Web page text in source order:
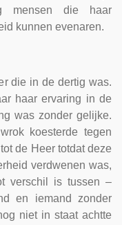
mensen die haar
kunnen evenaren.
die in de dertig was.
haar ervaring in de
was zonder gelijke.
koesterde tegen
de Heer totdat deze
verdwenen was,
verschil is tussen –
en iemand zonder
niet in staat achtte